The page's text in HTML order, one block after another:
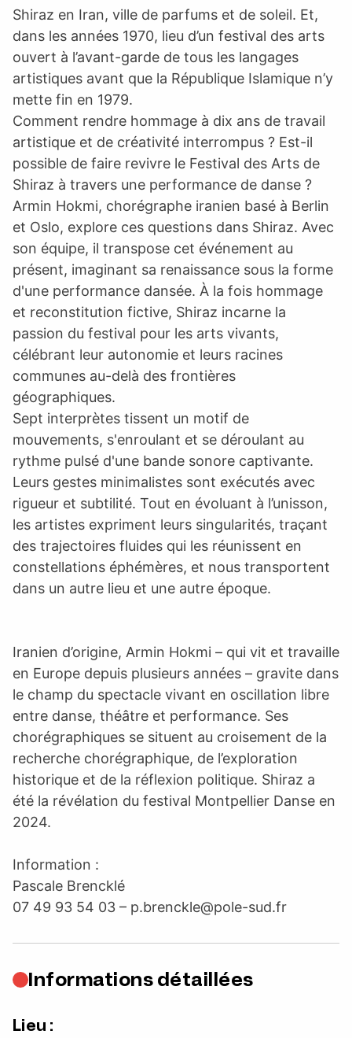
Shiraz en Iran, ville de parfums et de soleil. Et,
dans les années 1970, lieu d’un festival des arts
ouvert à l’avant-garde de tous les langages
artistiques avant que la République Islamique n’y
mette fin en 1979.
Comment rendre hommage à dix ans de travail
artistique et de créativité interrompus ? Est-il
possible de faire revivre le Festival des Arts de
Shiraz à travers une performance de danse ?
Armin Hokmi, chorégraphe iranien basé à Berlin
et Oslo, explore ces questions dans Shiraz. Avec
son équipe, il transpose cet événement au
présent, imaginant sa renaissance sous la forme
d'une performance dansée. À la fois hommage
et reconstitution fictive, Shiraz incarne la
passion du festival pour les arts vivants,
célébrant leur autonomie et leurs racines
communes au-delà des frontières
géographiques.
Sept interprètes tissent un motif de
mouvements, s'enroulant et se déroulant au
rythme pulsé d'une bande sonore captivante.
Leurs gestes minimalistes sont exécutés avec
rigueur et subtilité. Tout en évoluant à l’unisson,
les artistes expriment leurs singularités, traçant
des trajectoires fluides qui les réunissent en
constellations éphémères, et nous transportent
dans un autre lieu et une autre époque.
Iranien d’origine, Armin Hokmi – qui vit et travaille
en Europe depuis plusieurs années – gravite dans
le champ du spectacle vivant en oscillation libre
entre danse, théâtre et performance. Ses
chorégraphiques se situent au croisement de la
recherche chorégraphique, de l’exploration
historique et de la réflexion politique. Shiraz a
été la révélation du festival Montpellier Danse en
2024.
Information :
Pascale Brencklé
07 49 93 54 03 – p.brenckle@pole-sud.fr
Informations détaillées
Lieu :